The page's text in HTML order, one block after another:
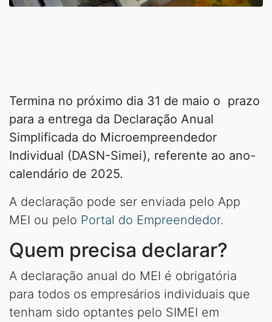
Termina no próximo dia 31 de maio o prazo
para a entrega da Declaração Anual
Simplificada do Microempreendedor
Individual (DASN-Simei), referente ao ano-
calendário de 2025.
A declaração pode ser enviada pelo App
MEI ou pelo Portal do Empreendedor.
Quem precisa declarar?
A declaração anual do MEI é obrigatória
para todos os empresários individuais que
tenham sido optantes pelo SIMEI em